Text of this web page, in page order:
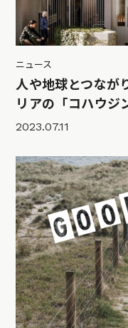
ニュース
人や地球とつなが
リアの「コハウジ
2023.07.11